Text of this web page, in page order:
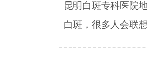
昆明白斑专科医院
白斑，很多人会联